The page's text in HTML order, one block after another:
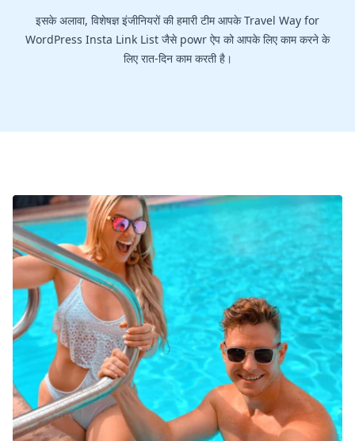
इसके अलावा, विशेषज्ञ इंजीनियरों की हमारी टीम आपके Travel Way for
WordPress Insta Link List जैसे powr ऐप को आपके लिए काम करने के
लिए रात-दिन काम करती है।